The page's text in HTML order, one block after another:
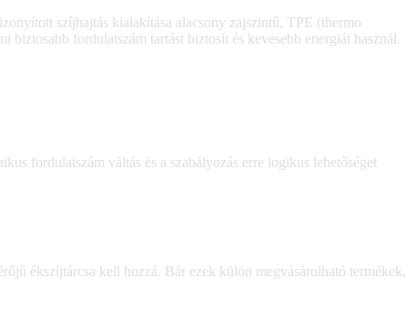
szíjhajtás kialakítása alacsony zajszintű, TPE (thermo
fordulatszám tartást biztosít és kevesebb energiát használ.
fordulatszám váltás és a szabályozás erre logikus lehetőséget
ékszíjtárcsa kell hozzá. Bár ezek külön megvásárolható termékek,